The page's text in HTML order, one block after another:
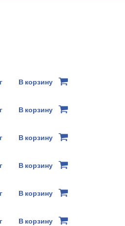
В корзину
В корзину
В корзину
В корзину
В корзину
В корзину